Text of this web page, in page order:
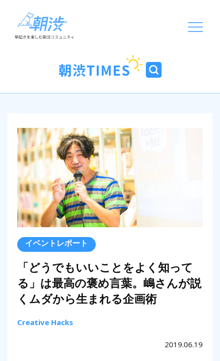
イベントレポート
「どうでもいいことをよく知って
る」は最高の褒め言葉。嶋さんが説
くムダから生まれる企画術
Creative Hacks
2019.06.19